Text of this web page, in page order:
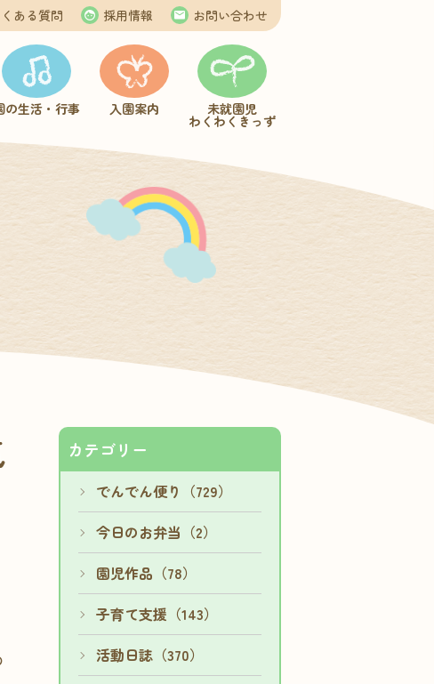
くある質問 採用情報 お問い合わせ
の生活・行事 入園案内 未就園児
わくわくきっず
カテゴリー
でんでん便り（729）
今日のお弁当（2）
園児作品（78）
子育て支援（143）
活動日誌（370）